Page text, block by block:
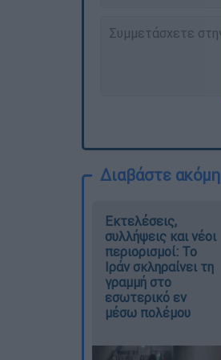
Διαβάστε ακόμη
Εκτελέσεις,
συλλήψεις και νέοι
περιορισμοί: Το
Ιράν σκληραίνει τη
γραμμή στο
εσωτερικό εν
μέσω πολέμου